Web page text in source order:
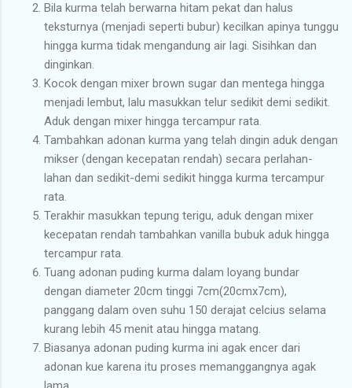
Bila kurma telah berwarna hitam pekat dan halus
teksturnya (menjadi seperti bubur) kecilkan apinya tunggu
hingga kurma tidak mengandung air lagi. Sisihkan dan
dinginkan.
Kocok dengan mixer brown sugar dan mentega hingga
menjadi lembut, lalu masukkan telur sedikit demi sedikit.
Aduk dengan mixer hingga tercampur rata.
Tambahkan adonan kurma yang telah dingin aduk dengan
mikser (dengan kecepatan rendah) secara perlahan-
lahan dan sedikit-demi sedikit hingga kurma tercampur
rata.
Terakhir masukkan tepung terigu, aduk dengan mixer
kecepatan rendah tambahkan vanilla bubuk aduk hingga
tercampur rata.
Tuang adonan puding kurma dalam loyang bundar
dengan diameter 20cm tinggi 7cm(20cmx7cm),
panggang dalam oven suhu 150 derajat celcius selama
kurang lebih 45 menit atau hingga matang.
Biasanya adonan puding kurma ini agak encer dari
adonan kue karena itu proses memanggangnya agak